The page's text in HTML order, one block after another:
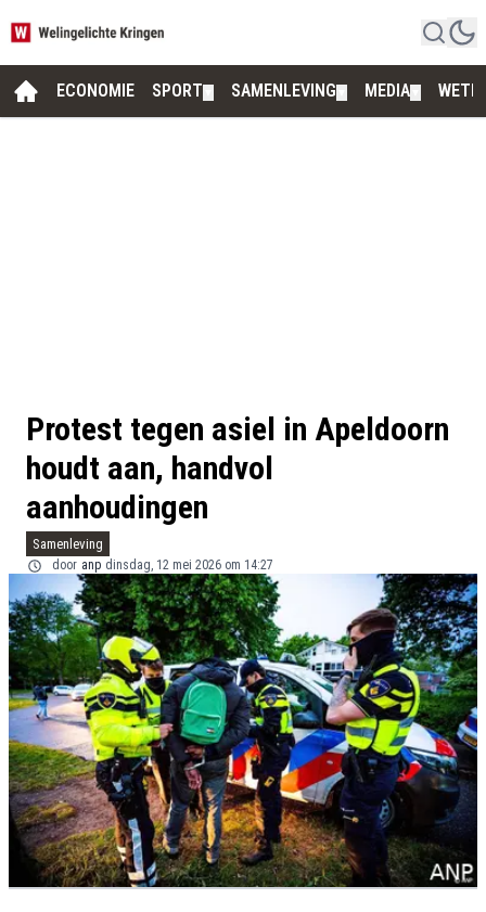
ECONOMIE SPORT SAMENLEVING MEDIA
Protest tegen asiel in Apeldoorn
houdt aan, handvol
aanhoudingen
Samenleving
door anp dinsdag, 12 mei 2026 om 14:27